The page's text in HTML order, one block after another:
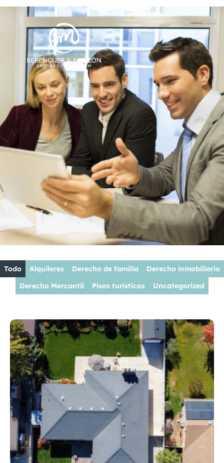
Alquileres Derecho de familia
Derecho inmobiliario
Derecho Mercantil
Pisos turísticos Uncategorized
Todo